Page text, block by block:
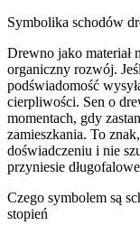
Symbolika schodów
Drewno jako materiał
organiczny rozwój.
podświadomość
cierpliwości. Sen o
momentach, gdy
zamieszkania. To
doświadczeniu i nie
przyniesie
Czego symbolem są
stopień